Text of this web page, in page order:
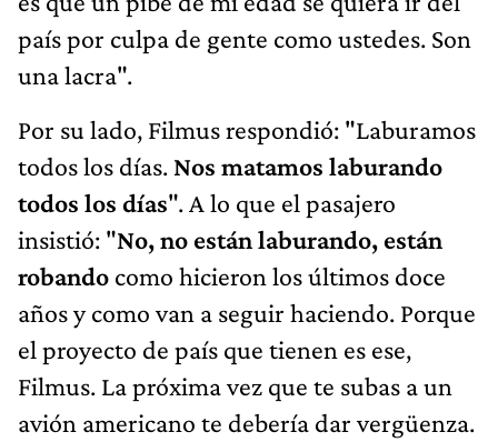
país por culpa de gente como ustedes. Son
una lacra".
Por su lado, Filmus respondió: "Laburamos
todos los días. Nos matamos laburando
todos los días". A lo que el pasajero
insistió: "No, no están laburando, están
robando como hicieron los últimos doce
años y como van a seguir haciendo. Porque
el proyecto de país que tienen es ese,
Filmus. La próxima vez que te subas a un
avión americano te debería dar vergüenza.